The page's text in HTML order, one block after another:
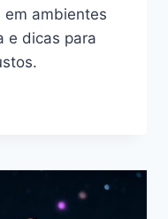
em ambientes
e dicas para